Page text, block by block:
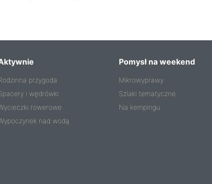
przygoda
i wędrówki
rowerowe
nad wodą
Pomysł na weekend
Mikrowyprawy
Szlaki tematyczne
Na kempingu